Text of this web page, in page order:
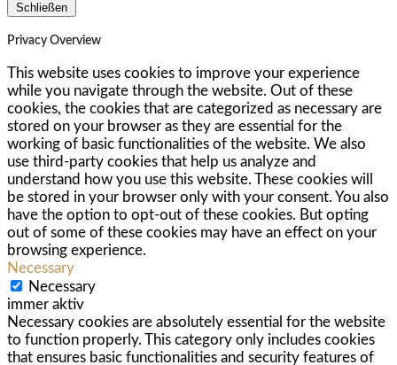
Schließen
Privacy Overview
This website uses cookies to improve your experience
while you navigate through the website. Out of these
cookies, the cookies that are categorized as necessary are
stored on your browser as they are essential for the
working of basic functionalities of the website. We also
use third-party cookies that help us analyze and
understand how you use this website. These cookies will
be stored in your browser only with your consent. You also
have the option to opt-out of these cookies. But opting
out of some of these cookies may have an effect on your
browsing experience.
Necessary
Necessary
immer aktiv
Necessary cookies are absolutely essential for the website
to function properly. This category only includes cookies
that ensures basic functionalities and security features of